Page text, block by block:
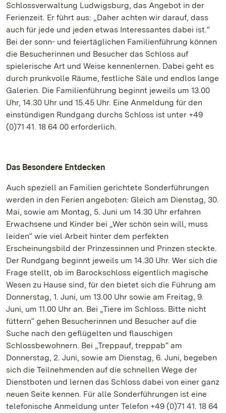
Schlossverwaltung Ludwigsburg, das Angebot in der
Ferienzeit. Er führt aus: „Daher achten wir darauf, dass
auch für jede und jeden etwas Interessantes dabei ist.“
Bei der sonn- und feiertäglichen Familienführung können
die Besucherinnen und Besucher das Schloss auf
spielerische Art und Weise kennenlernen. Dabei geht es
durch prunkvolle Räume, festliche Säle und endlos lange
Galerien. Die Familienführung beginnt jeweils um 13.00
Uhr, 14.30 Uhr und 15.45 Uhr. Eine Anmeldung für den
einstündigen Rundgang durchs Schloss ist unter +49
(0)71 41. 18 64 00 erforderlich.
Das Besondere Entdecken
Auch speziell an Familien gerichtete Sonderführungen
werden in den Ferien angeboten: Gleich am Dienstag, 30.
Mai, sowie am Montag, 5. Juni um 14.30 Uhr erfahren
Erwachsene und Kinder bei „Wer schön sein will, muss
leiden“ wie viel Arbeit hinter dem perfekten
Erscheinungsbild der Prinzessinnen und Prinzen steckte.
Der Rundgang beginnt jeweils um 14.30 Uhr. Wer sich die
Frage stellt, ob im Barockschloss eigentlich magische
Wesen zu Hause sind, für den bietet sich die Führung am
Donnerstag, 1. Juni, um 13.00 Uhr sowie am Freitag, 9.
Juni, um 11.00 Uhr an. Bei „Tiere im Schloss. Bitte nicht
füttern“ gehen Besucherinnen und Besucher auf die
Suche nach den geflügelten und flauschigen
Schlossbewohnern. Bei „Treppauf, treppab“ am
Donnerstag, 2. Juni, sowie am Dienstag, 6. Juni, begeben
sich die Teilnehmenden auf die schnellen Wege der
Dienstboten und lernen das Schloss dabei von einer ganz
neuen Seite kennen. Für alle Sonderführungen ist eine
telefonische Anmeldung unter Telefon +49 (0)71 41. 18 64